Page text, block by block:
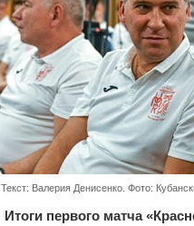
Текст: Валерия Денисенко. Фото:
Итоги первого матча